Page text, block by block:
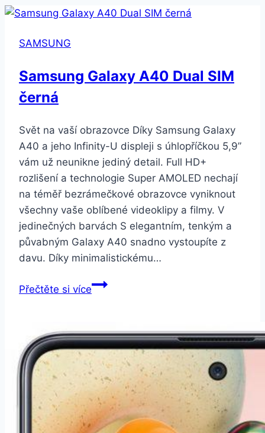
SAMSUNG
Samsung Galaxy A40 Dual SIM
černá
Svět na vaší obrazovce Díky Samsung Galaxy
A40 a jeho Infinity-U displeji s úhlopříčkou 5,9”
vám už neunikne jediný detail. Full HD+
rozlišení a technologie Super AMOLED nechají
na téměř bezrámečkové obrazovce vyniknout
všechny vaše oblíbené videoklipy a filmy. V
jedinečných barvách S elegantním, tenkým a
půvabným Galaxy A40 snadno vystoupíte z
davu. Díky minimalistickému…
Přečtěte si víceSamsung
Dual
SIM
černá